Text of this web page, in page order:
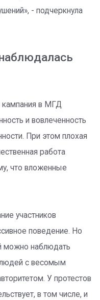
- подчеркнула
кампания в МГД
и вовлеченность
При этом плохая
работа
что вложенные
участников
поведение. Но
можно наблюдать
людей с весомым
У протестов
в том числе, и